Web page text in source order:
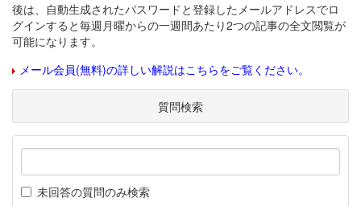
後は、自動生成されたパスワードと登録したメールアドレスでロ
グインすると毎週月曜からの一週間あたり2つの記事の全文閲覧が
可能になります。
メール会員(無料)の詳しい解説はこちらをご覧ください。
質問検索
未回答の質問のみ検索